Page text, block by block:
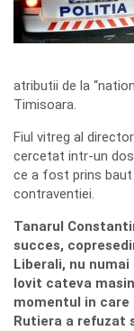
atributii de la
Timisoara.
Fiul vitreg al
cercetat intr-un
ce a fost prins
contraventiei.
Tanarul
succes,
Liberali, nu
lovit cateva
momentul in
Rutiera a refuzat